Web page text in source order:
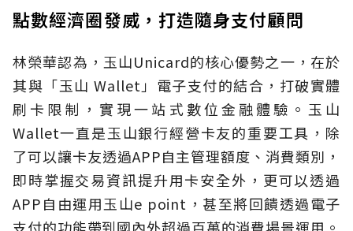
點數經濟圈發威，打造隨身支付顧問
林榮華認為，玉山Unicard的核心優勢之一，在於
其與「玉山 Wallet」電子支付的結合，打破實體
刷卡限制，實現一站式數位金融體驗。玉山
Wallet一直是玉山銀行經營卡友的重要工具，除
了可以讓卡友透過APP自主管理額度、消費類別，
即時掌握交易資訊提升用卡安全外，更可以透過
APP自由運用玉山e point，甚至將回饋透過電子